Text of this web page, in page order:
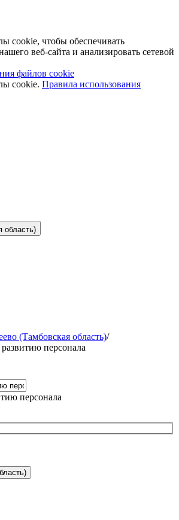
cookie, чтобы обеспечивать
веб-сайта и анализировать сетевой
файлов cookie
cookie. Правила использования
область)
(Тамбовская область)/
персонала
персонала